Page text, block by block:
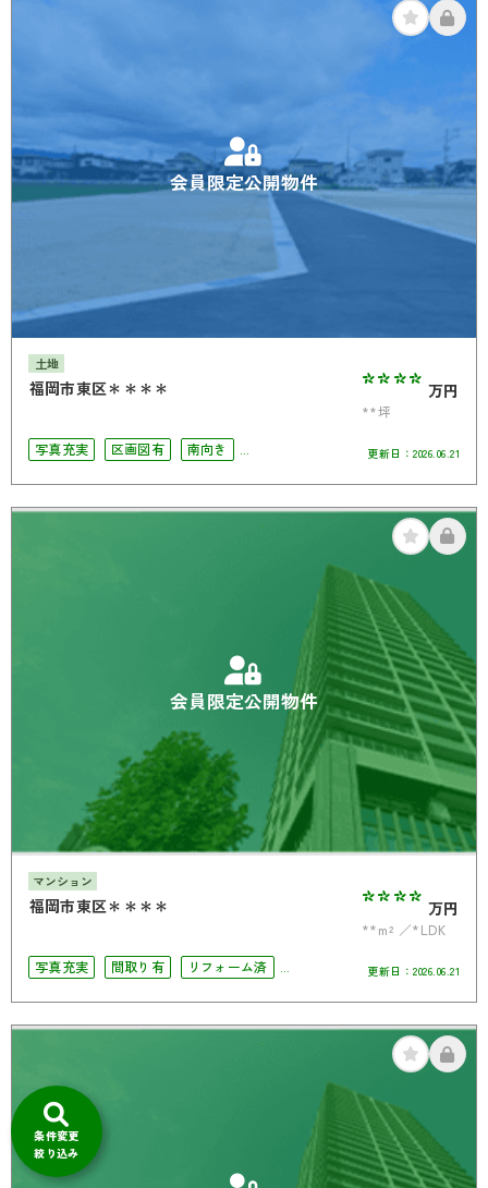
会員限定公開物件
土地
福岡市東区＊＊＊＊ **** 万円
**坪
写真充実
区画図有
南向き
更新日： 2026.06.21
会員限定公開物件
マンション
福岡市東区＊＊＊＊ **** 万円
**m²
*LDK
写真充実
間取り有
リフォーム済
更新日： 2026.06.21
条件変更
絞り込み